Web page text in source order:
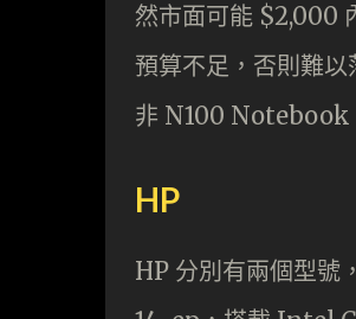
然市面可能 $2,000
預算不足，否則難
非 N100 Notebook
HP
HP 分別有兩個型號